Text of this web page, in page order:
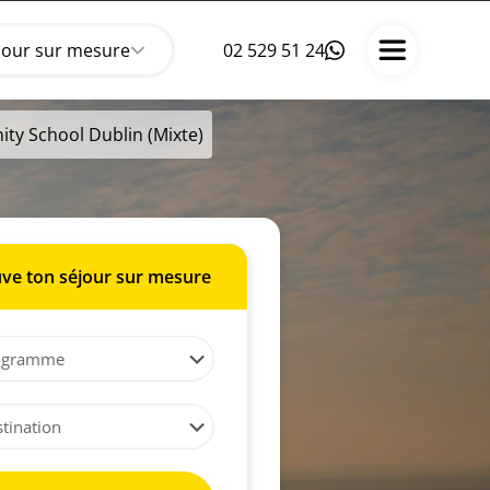
sur mesure 02 529 51 24
School Dublin (Mixte)
ton séjour sur mesure